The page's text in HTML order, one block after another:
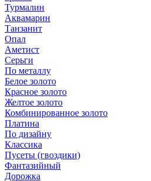
Турмалин
Аквамарин
Танзанит
Опал
Аметист
Серьги
По металлу
Белое золото
Красное золото
Желтое золото
Комбинированное золото
Платина
По дизайну
Классика
Пусеты (гвоздики)
Фантазийный
Дорожка